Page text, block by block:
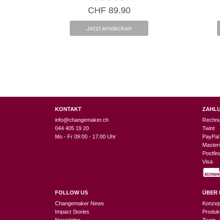
0
v
5
CHF89.90
Jetzt entdecken
KONTAKT
info@changemaker.ch
044 405 19 20
Mo - Fr 09:00 - 17:00 Uhr
FOLLOW US
Changemaker News
Impact Stories
Twint
PayPal
Visa
ÜBER